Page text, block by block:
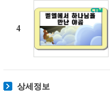
4
상세정보